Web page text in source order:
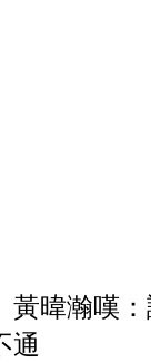
暐瀚嘆：
通